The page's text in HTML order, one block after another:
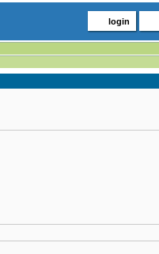
login